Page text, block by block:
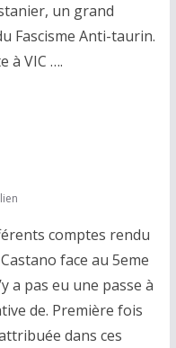
un grand
Fascisme Anti-taurin.
à VIC ….
comptes rendu
face au 5eme
a pas eu une passe à
de. Première fois
dans ces